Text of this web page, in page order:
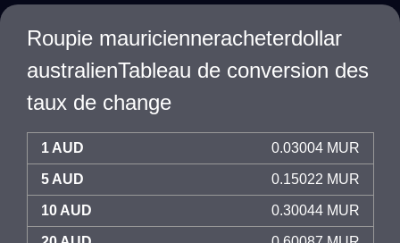
Roupie mauricienneracheterdollar
australienTableau de conversion des
taux de change
1 AUD 0.03004 MUR
5 AUD 0.15022 MUR
10 AUD 0.30044 MUR